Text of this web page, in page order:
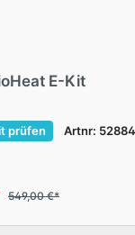
E-Kit
prüfen Artnr: 52884
549,00 €*